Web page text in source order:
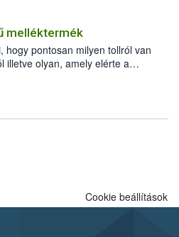
megítélésében jártas szakértőt.
melléktermék
hogy pontosan milyen tollról van
illetve olyan, amely elérte a
Cookie beállítások